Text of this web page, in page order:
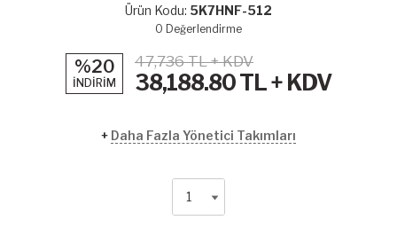
Ürün Kodu: 5K7HNF-512
0 Değerlendirme
%20
İNDİRİM
47,736 TL + KDV
38,188.80TL + KDV
+ Daha Fazla Yönetici Takımları